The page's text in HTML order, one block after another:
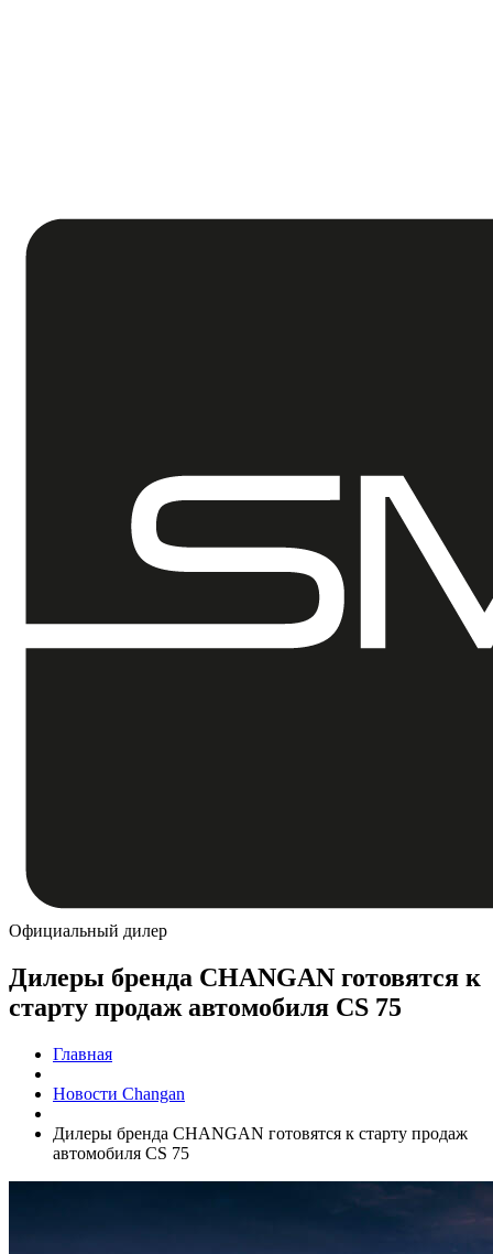
Официальный дилер
Дилеры бренда CHANGAN готовятся к
старту продаж автомобиля CS 75
Главная
Новости Changan
Дилеры бренда CHANGAN готовятся к старту продаж
автомобиля CS 75